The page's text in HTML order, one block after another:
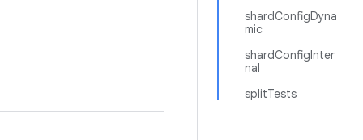
shardConfigDyna
mic
shardConfigInter
nal
splitTests